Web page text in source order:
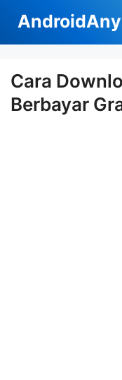
isi
Cara
Berbayar